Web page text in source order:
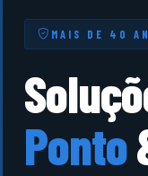
MAIS DE 40
Ponto